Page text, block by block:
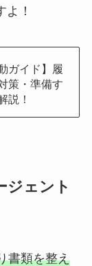
！
ガイド】履
策・準備す
説！
ジェント
書類を整え